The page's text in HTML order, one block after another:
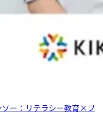
ソー：リテラシー教育×プ